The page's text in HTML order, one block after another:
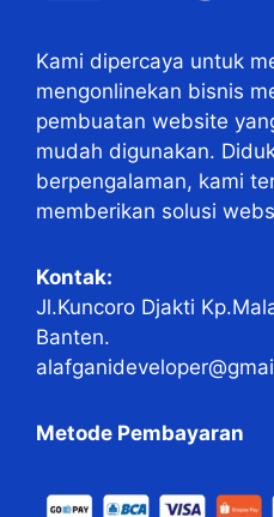
Kami dipercaya untuk
mengonlinekan bisnis
pembuatan website
mudah digunakan.
berpengalaman, kami
memberikan solusi
Kontak:
Jl.Kuncoro Djakti
Banten.
Metode Pembayaran